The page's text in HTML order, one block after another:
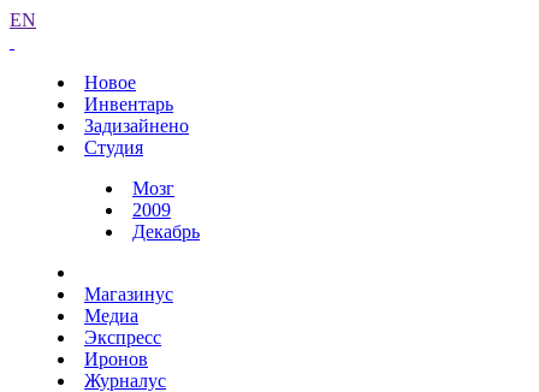
EN
Новое
Инвентарь
Задизайнено
Студия
Мозг
2009
Декабрь
Магазинус
Медиа
Экспресс
Иронов
Журналус